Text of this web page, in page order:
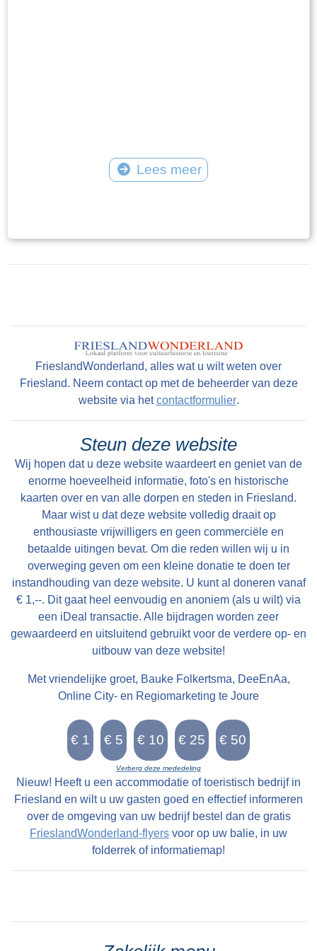
Lees meer
FrieslandWonderland, alles wat u wilt weten over
Friesland. Neem contact op met de beheerder van deze
website via hetcontactformulier.
Steun deze website
Wij hopen dat u deze website waardeert en geniet van de
enorme hoeveelheid informatie, foto's en historische
kaarten over en van alle dorpen en steden in Friesland.
Maar wist u dat deze website volledig draait op
enthousiaste vrijwilligers en geen commerciële en
betaalde uitingen bevat. Om die reden willen wij u in
overweging geven om een kleine donatie te doen ter
instandhouding van deze website. U kunt al doneren vanaf
€ 1,--. Dit gaat heel eenvoudig en anoniem (als u wilt) via
een iDeal transactie. Alle bijdragen worden zeer
gewaardeerd en uitsluitend gebruikt voor de verdere op- en
uitbouw van deze website!
Met vriendelijke groet, Bauke Folkertsma, DeeEnAa,
Online City- en Regiomarketing te Joure
Verberg deze mededeling
Nieuw! Heeft u een accommodatie of toeristisch bedrijf in
Friesland en wilt u uw gasten goed en effectief informeren
over de omgeving van uw bedrijf bestel dan de gratis
FrieslandWonderland-flyers voor op uw balie, in uw
folderrek of informatiemap!